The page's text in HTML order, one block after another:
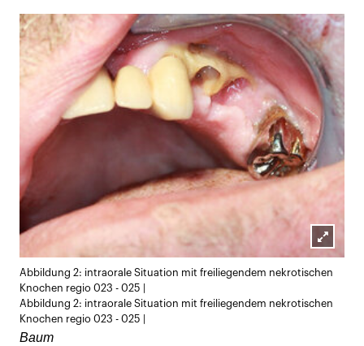
öffnen
Abbildung 2: intraorale Situation mit freiliegendem nekrotischen
Knochen regio 023 - 025 |
Abbildung 2: intraorale Situation mit freiliegendem nekrotischen
Knochen regio 023 - 025 |
Baum